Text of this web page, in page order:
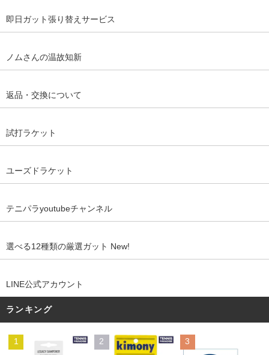
即日ガット張り替えサービス
ノムさんの温故知新
返品・交換について
試打ラケット
ユーズドラケット
テニパラyoutubeチャンネル
選べる12種類の厳選ガット New!
LINE公式アカウント
ランキング
1 2 3